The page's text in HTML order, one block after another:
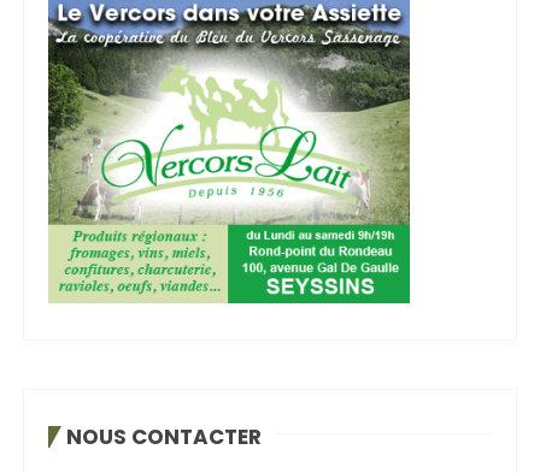
NOUS CONTACTER